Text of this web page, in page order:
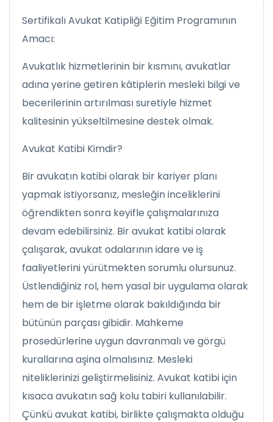
Sertifikalı Avukat Katipliği Eğitim Programının
Amacı:
Avukatlık hizmetlerinin bir kısmını, avukatlar
adına yerine getiren kâtiplerin mesleki bilgi ve
becerilerinin artırılması suretiyle hizmet
kalitesinin yükseltilmesine destek olmak.
Avukat Katibi Kimdir?
Bir avukatın katibi olarak bir kariyer planı
yapmak istiyorsanız, mesleğin inceliklerini
öğrendikten sonra keyifle çalışmalarınıza
devam edebilirsiniz. Bir avukat katibi olarak
çalışarak, avukat odalarının idare ve iş
faaliyetlerini yürütmekten sorumlu olursunuz.
Üstlendiğiniz rol, hem yasal bir uygulama olarak
hem de bir işletme olarak bakıldığında bir
bütünün parçası gibidir. Mahkeme
prosedürlerine uygun davranmalı ve görgü
kurallarına aşina olmalısınız. Mesleki
niteliklerinizi geliştirmelisiniz. Avukat katibi için
kısaca avukatın sağ kolu tabiri kullanılabilir.
Çünkü avukat katibi, birlikte çalışmakta olduğu